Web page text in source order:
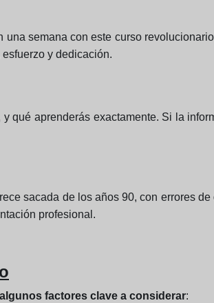
semana con este curso
y dedicación.
qué aprenderás exactamente. Si la
sacada de los años 90, con errores de
profesional.
factores clave a considerar: